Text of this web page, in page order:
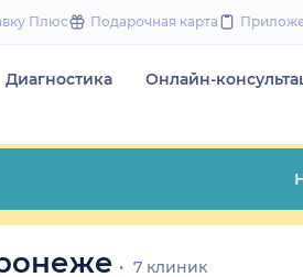
to
Плюс Подарочная карта
Диагностика Онлайн-
7 клиник